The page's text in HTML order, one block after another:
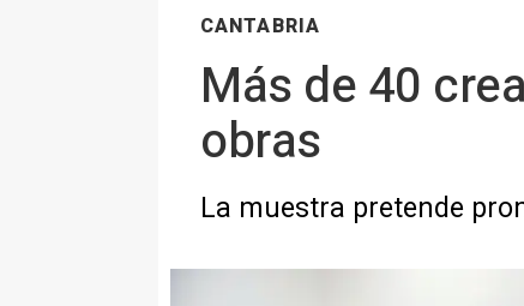
CANTABRIA
Más de 40
obras
La muestra pretende